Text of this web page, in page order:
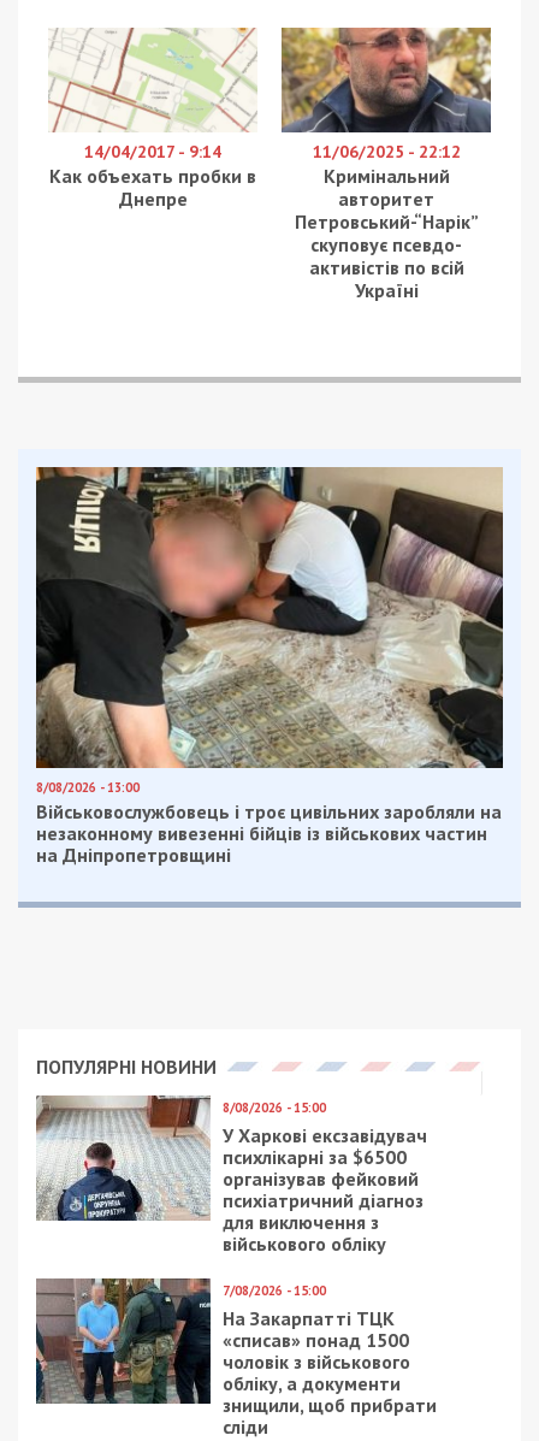
14/04/2017 - 9:14
Как объехать пробки в
Днепре
11/06/2025 - 22:12
Кримінальний
авторитет
Петровський-“Нарік”
скуповує псевдо-
активістів по всій
Україні
8/08/2026 - 13:00
Військовослужбовець і троє цивільних заробляли на
незаконному вивезенні бійців із військових частин
на Дніпропетровщині
ПОПУЛЯРНІ НОВИНИ
8/08/2026 - 15:00
У Харкові ексзавідувач
психлікарні за $6500
організував фейковий
психіатричний діагноз
для виключення з
військового обліку
7/08/2026 - 15:00
На Закарпатті ТЦК
«списав» понад 1500
чоловік з військового
обліку, а документи
знищили, щоб прибрати
сліди